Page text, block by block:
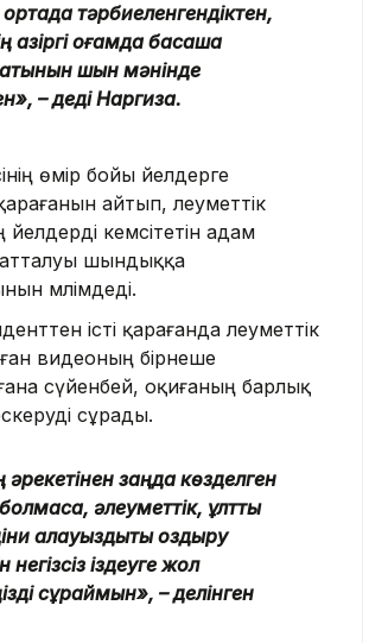
тәрбиеленгендіктен,
қазіргі қоғамда басқаша
шын мәнінде
– деді Наргиза.
өмір бойы әйелдерге
айтып, әлеуметтік
кемсітетін адам
шындыққа
мәлімдеді.
істі қарағанда әлеуметтік
видеоның бірнеше
сүйенбей, оқиғаның барлық
сұрады.
әрекетінен заңда көзделген
әлеуметтік, ұлттық
алауыздықты қоздыру
негізсіз іздеуге жол
сұраймын», – делінген